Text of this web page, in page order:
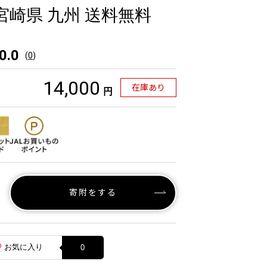
崎県 九州 送料無料
(0)
14,000 円 在庫あり
寄附をする
お気に入り 0